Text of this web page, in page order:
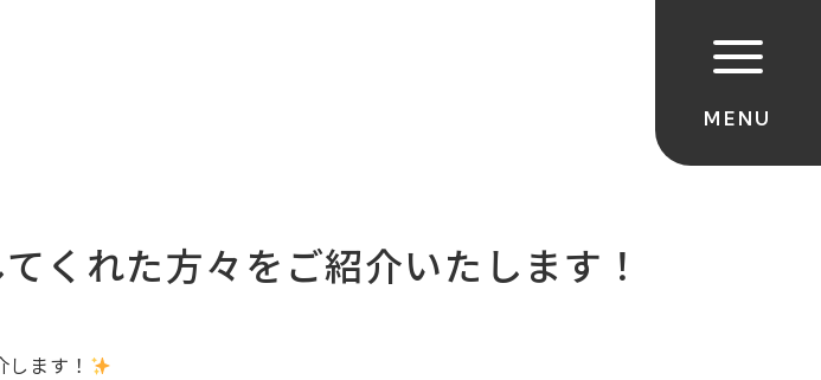
くれた方々をご紹介いたします！
ます！